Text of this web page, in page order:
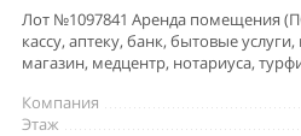
Лот №1097841 Аренда помещения
кассу, аптеку, банк, бытовые
магазин, медцентр, нотариуса,
Компания
Этаж